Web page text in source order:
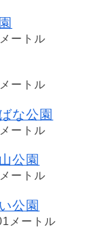
ートル
ートル
な公園
ートル
公園
ートル
公園
メートル